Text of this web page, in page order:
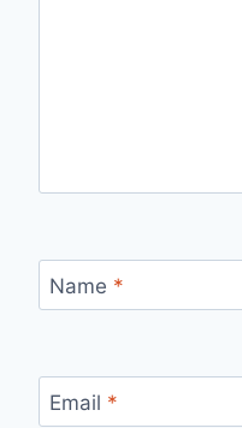
Name *
Email *